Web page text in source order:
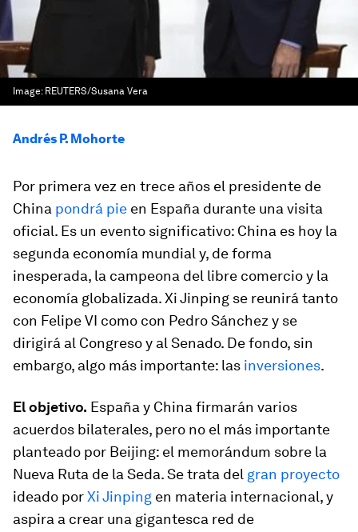
Image: REUTERS/Susana Vera
Andrés P. Mohorte
Por primera vez en trece años el presidente de
China pondrá pie en España durante una visita
oficial. Es un evento significativo: China es hoy la
segunda economía mundial y, de forma
inesperada, la campeona del libre comercio y la
economía globalizada. Xi Jinping se reunirá tanto
con Felipe VI como con Pedro Sánchez y se
dirigirá al Congreso y al Senado. De fondo, sin
embargo, algo más importante: las inversiones.
El objetivo. España y China firmarán varios
acuerdos bilaterales, pero no el más importante
planteado por Beijing: el memorándum sobre la
Nueva Ruta de la Seda. Se trata del gran proyecto
ideado porXi Jinping en materia internacional, y
aspira a crear una gigantesca red de